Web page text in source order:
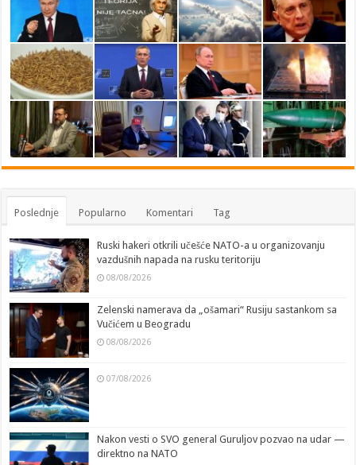
Poslednje Popularno Komentari Tag
Ruski hakeri otkrili učešće NATO-a u organizovanju
vazdušnih napada na rusku teritoriju
08/08/2026
Zelenski namerava da „ošamari“ Rusiju sastankom sa
Vučićem u Beogradu
08/08/2026
07/08/2026
Nakon vesti o SVO general Guruljov pozvao na udar —
direktno na NATO